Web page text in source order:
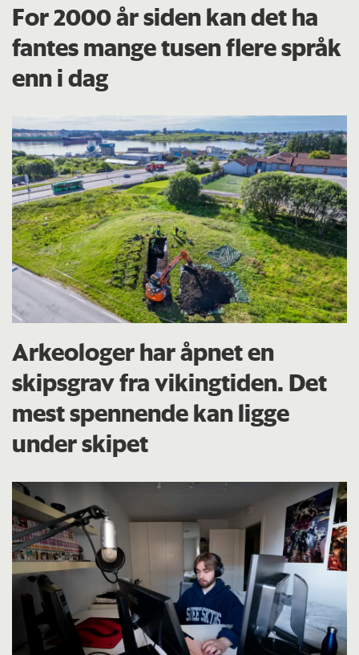
For 2000 år siden kan det ha
fantes mange tusen flere språk
enn i dag
Arkeologer har åpnet en
skipsgrav fra vikingtiden. Det
mest spennende kan ligge
under skipet